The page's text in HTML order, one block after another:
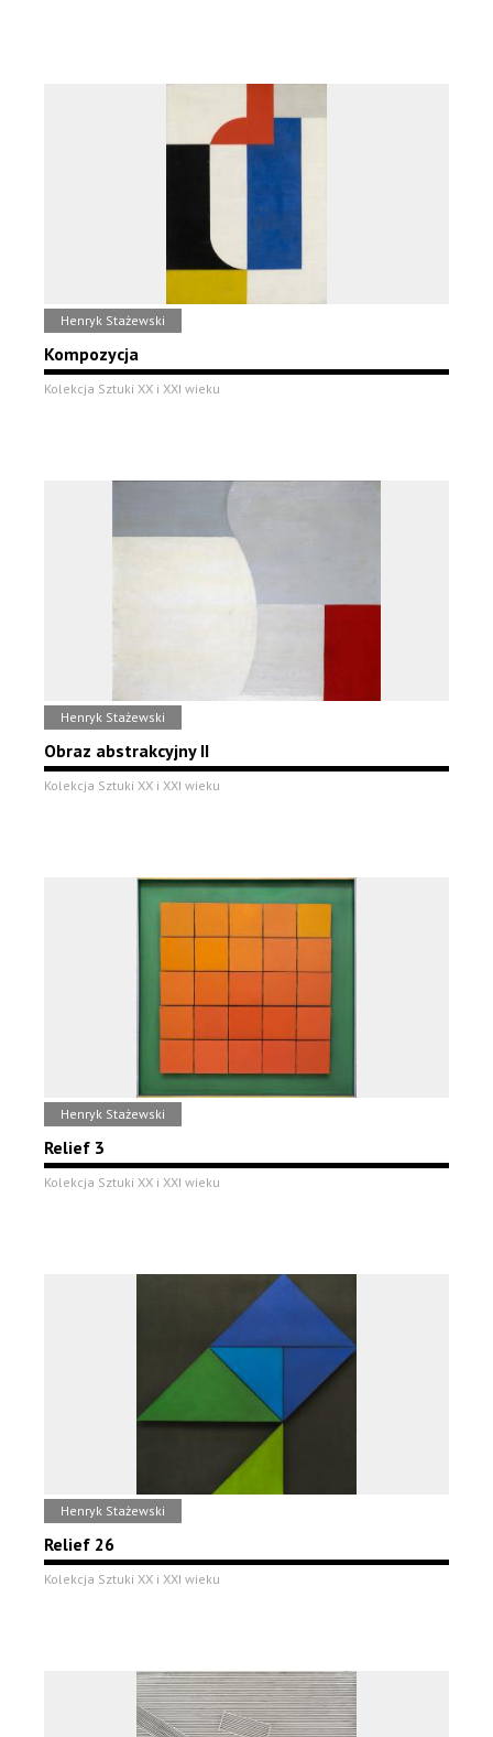
Henryk Stażewski
Kompozycja
Kolekcja Sztuki XX i XXI wieku
Henryk Stażewski
Obraz abstrakcyjny II
Kolekcja Sztuki XX i XXI wieku
Henryk Stażewski
Relief 3
Kolekcja Sztuki XX i XXI wieku
Henryk Stażewski
Relief 26
Kolekcja Sztuki XX i XXI wieku